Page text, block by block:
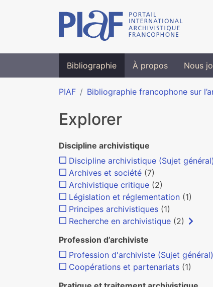
Bibliographie À propos Nous
PIAF Bibliographie francophone sur
Explorer
Discipline archivistique
Discipline archivistique (Sujet général)
Archives et société (7)
Archivistique critique (2)
Législation et réglementation (1)
Principes archivistiques (1)
Recherche en archivistique (2)
Profession d’archiviste
Profession d'archiviste (Sujet général)
Coopérations et partenariats (1)